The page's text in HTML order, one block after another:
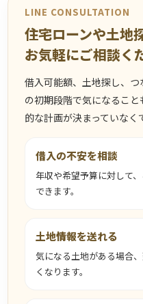
LINE CONSULTATION
住宅ローンや土地
お気軽にご相談く
借入可能額、土地探し、
の初期段階で気になるこ
的な計画が決まっていなく
借入の不安を相談
年収や希望予算に対して
できます。
土地情報を送れる
気になる土地がある場合
くなります。